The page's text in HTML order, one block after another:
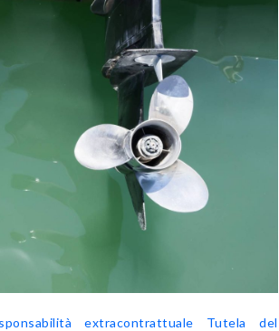
extracontrattuale
Tutela del